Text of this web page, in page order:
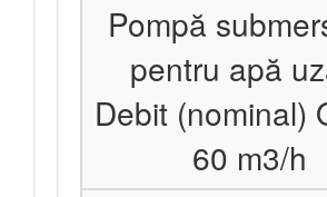
Pompă
pentru apă
Debit (nominal)
60 m3/h